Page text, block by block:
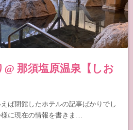
那須塩原温泉【しお
ば閉館したホテルの記事ばかりでし
に現在の情報を書きま…